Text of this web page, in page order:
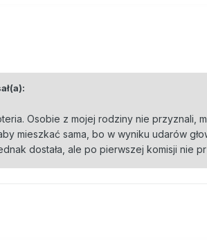
Osobie z mojej rodziny nie przyznali,
mieszkać sama, bo w wyniku udarów
dostała, ale po pierwszej komisji nie